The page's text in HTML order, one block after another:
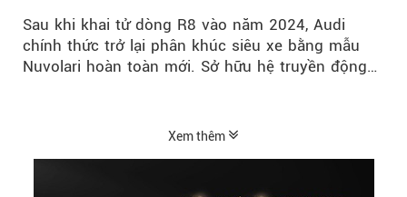
Sau khi khai tử dòng R8 vào năm 2024, Audi
chính thức trở lại phân khúc siêu xe bằng mẫu
Nuvolari hoàn toàn mới. Sở hữu hệ truyền động
xem là tuyên ngôn mới của Audi trong kỷ nguyên
Xem thêm